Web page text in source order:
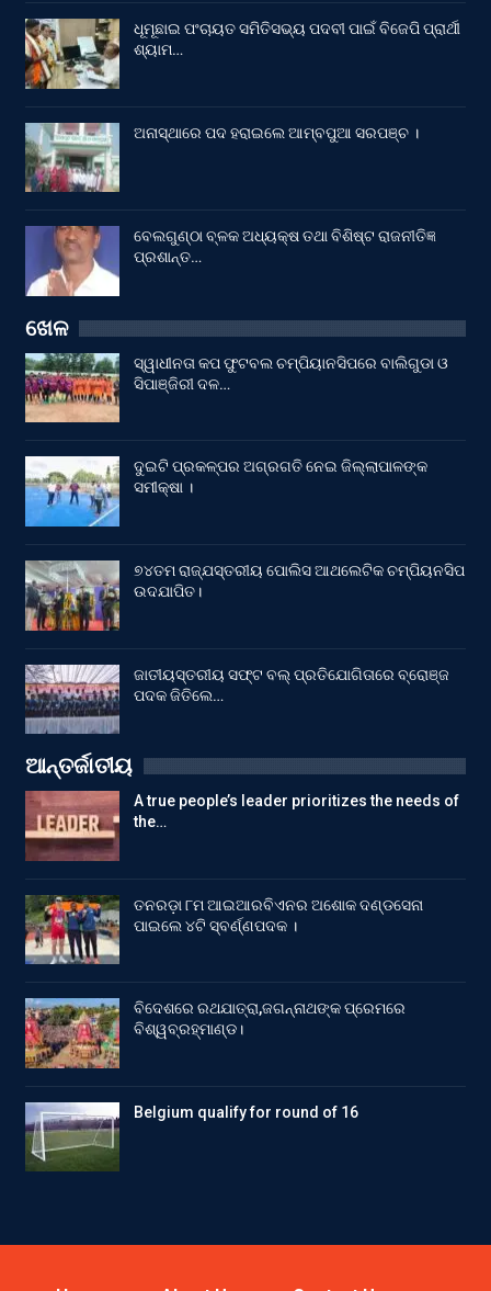
ଧୂମୂଛାଇ ପଂଚାୟତ ସମିତିସଭ୍ୟ ପଦବୀ ପାଇଁ ବିଜେପି ପ୍ରାର୍ଥୀ
ଶ୍ୟାମ…
ଅନାସ୍ଥାରେ ପଦ ହରାଇଲେ ଆମ୍ବପୁଆ ସରପଞ୍ଚ ।
ବେଲଗୁଣ୍ଠା ବ୍ଳକ ଅଧ୍ୟକ୍ଷ ତଥା ବିଶିଷ୍ଟ ରାଜନୀତିଜ୍ଞ
ପ୍ରଶାନ୍ତ…
ଖେଳ
ସ୍ୱାଧୀନତା କପ ଫୁଟବଲ ଚମ୍ପିୟାନସିପରେ ବାଲିଗୁଡା ଓ
ସିପାଞ୍ଜିରୀ ଦଳ…
ଦୁଇଟି ପ୍ରକଳ୍ପର ଅଗ୍ରଗତି ନେଇ ଜିଲ୍ଲାପାଳଙ୍କ
ସମୀକ୍ଷା ।
୭୪ତମ ରାଜ୍ଯସ୍ତରୀୟ ପୋଲିସ ଆଥଲେଟିକ ଚମ୍ପିୟନସିପ
ଉଦଯାପିତ।
ଜାତୀୟସ୍ତରୀୟ ସଫ୍ଟ ବଲ୍ ପ୍ରତିଯୋଗିତାରେ ବ୍ରୋଞ୍ଜ
ପଦକ ଜିତିଲେ…
ଆନ୍ତର୍ଜାତୀୟ
A true people’s leader prioritizes the needs of
the…
ତନରଡ଼ା ୮ମ ଆଇଆରବିଏନର ଅଶୋକ ଦଣ୍ଡସେନା
ପାଇଲେ ୪ଟି ସ୍ବର୍ଣ୍ଣପଦକ ।
ବିଦେଶରେ ରଥଯାତ୍ରା,ଜଗନ୍ନାଥଙ୍କ ପ୍ରେମରେ
ବିଶ୍ୱବ୍ରହ୍ମାଣ୍ଡ।
Belgium qualify for round of 16